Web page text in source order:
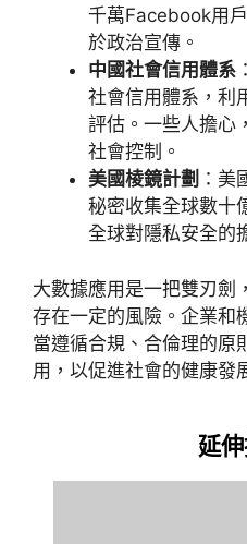
千萬Facebook用
於政治宣傳。
中國社會信用體系
社會信用體系，利
評估。一些人擔心
社會控制。
美國棱鏡計劃 ：美
秘密收集全球數十
全球對隱私安全的
大數據應用是一把雙刃劍
存在一定的風險。企業和
當遵循合規、合倫理的原
用，以促進社會的健康發
延